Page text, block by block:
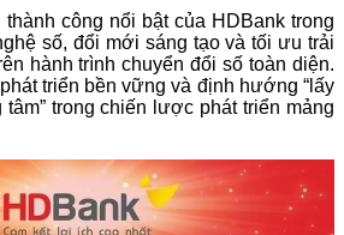
công nổi bật của HDBank trong
số, đổi mới sáng tạo và tối ưu trải
hành trình chuyển đổi số toàn diện.
triển bền vững và định hướng “lấy
tâm” trong chiến lược phát triển mảng